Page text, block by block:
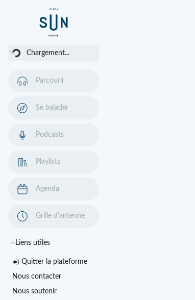
Chargement...
Parcourir
Se balader
Podcasts
Playlists
Agenda
Grille d'antenne
Liens utiles
Quitter la plateforme
Nous contacter
Nous soutenir